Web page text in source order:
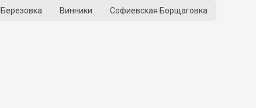
Березовка Винники Софиевская Борщаговка